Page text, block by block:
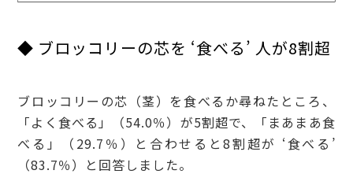
◆ ブロッコリーの芯を ‘食べる’ 人が8割超
ブロッコリーの芯（茎）を食べるか尋ねたところ、
「よく食べる」（54.0％）が5割超で、「まあまあ食
べる」（29.7％）と合わせると8割超が ‘食べる’
（83.7％）と回答しました。